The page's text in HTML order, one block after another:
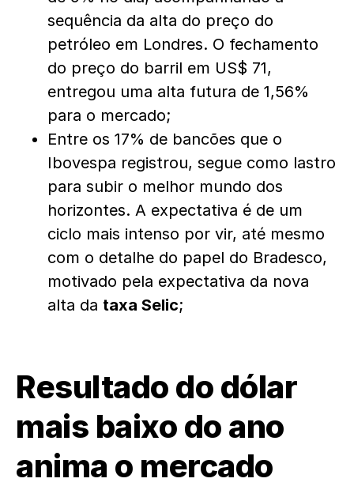
sequência da alta do preço do
petróleo em Londres. O fechamento
do preço do barril em US$ 71,
entregou uma alta futura de 1,56%
para o mercado;
Entre os 17% de bancões que o
Ibovespa registrou, segue como lastro
para subir o melhor mundo dos
horizontes. A expectativa é de um
ciclo mais intenso por vir, até mesmo
com o detalhe do papel do Bradesco,
motivado pela expectativa da nova
alta da taxa Selic;
Resultado do dólar
mais baixo do ano
anima o mercado